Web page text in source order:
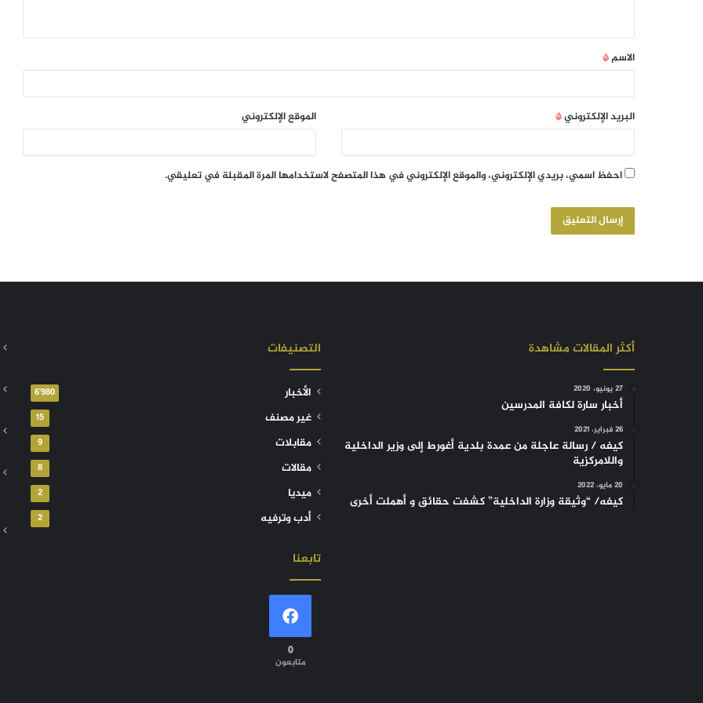
الاسم*
البريد الإلكتروني* الموقع الإلكتروني
احفظ اسمي، بريدي الإلكتروني، والموقع الإلكتروني في هذا المتصفح لاستخدامها المرة المقبلة في تعليقي.
أكثر المقالات مشاهدة
27 يونيو، 2020
أخبار سارة لكافة المدرسين
26 فبراير، 2021
كيفه / رسالة عاجلة من عمدة بلدية أغورط إلى وزير الداخلية
واللامركزية
20 مايو، 2022
كيفه/ “وثيقة وزارة الداخلية” كشفت حقائق و أهملت أخرى
التصنيفات
الأخبار 6٬980
غير مصنف 15
مقابلات 9
مقالات 8
ميديا 2
أدب وترفيه 2
تابعنا
0
متابعون